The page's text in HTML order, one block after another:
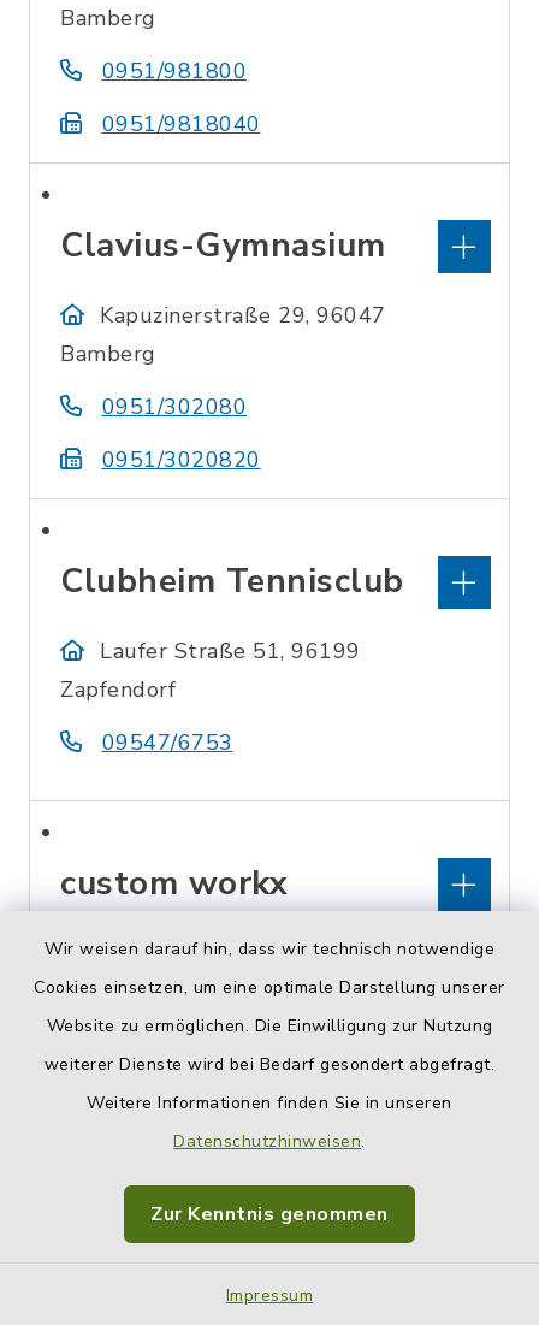
Wir weisen darauf hin, dass wir technisch notwendige
Cookies einsetzen, um eine optimale Darstellung unserer
Website zu ermöglichen. Die Einwilligung zur Nutzung
weiterer Dienste wird bei Bedarf gesondert abgefragt.
Weitere Informationen finden Sie in unseren
Datenschutzhinweisen.
Zur Kenntnis genommen
Impressum
Bamberg
0951/981800
0951/9818040
Clavius-Gymnasium
Kapuzinerstraße 29, 96047
Bamberg
0951/302080
0951/3020820
Clubheim Tennisclub
Laufer Straße 51, 96199
Zapfendorf
09547/6753
custom workx
Oberleiterbacher Straße 19,
96199 Zapfendorf
0177/4638256
custom-workx@gmx.de
cut and more by
gerda